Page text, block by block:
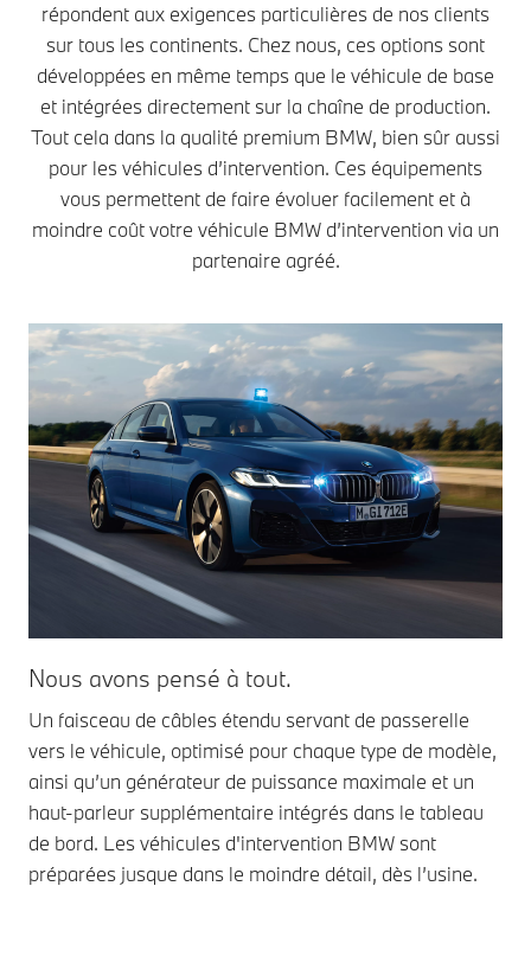
répondent aux exigences particulières de nos clients
sur tous les continents. Chez nous, ces options sont
développées en même temps que le véhicule de base
et intégrées directement sur la chaîne de production.
Tout cela dans la qualité premium BMW, bien sûr aussi
pour les véhicules d’intervention. Ces équipements
vous permettent de faire évoluer facilement et à
moindre coût votre véhicule BMW d’intervention via un
partenaire agréé.
Nous avons pensé à tout.
Un faisceau de câbles étendu servant de passerelle
vers le véhicule, optimisé pour chaque type de modèle,
ainsi qu’un générateur de puissance maximale et un
haut-parleur supplémentaire intégrés dans le tableau
de bord. Les véhicules d'intervention BMW sont
préparées jusque dans le moindre détail, dès l’usine.